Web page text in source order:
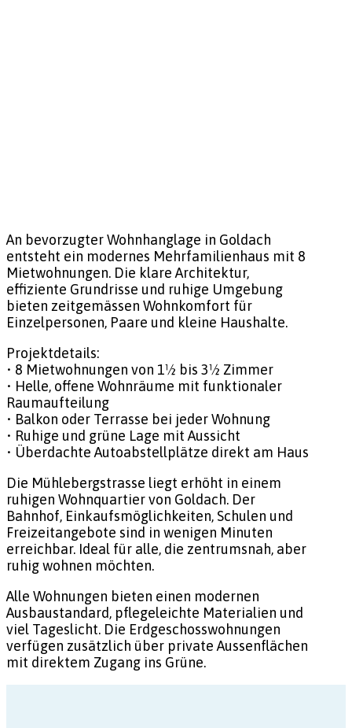
An bevorzugter Wohnhanglage in Goldach
entsteht ein modernes Mehrfamilienhaus mit 8
Mietwohnungen. Die klare Architektur,
effiziente Grundrisse und ruhige Umgebung
bieten zeitgemässen Wohnkomfort für
Einzelpersonen, Paare und kleine Haushalte.
Projektdetails:
• 8 Mietwohnungen von 1½ bis 3½ Zimmer
• Helle, offene Wohnräume mit funktionaler
Raumaufteilung
• Balkon oder Terrasse bei jeder Wohnung
• Ruhige und grüne Lage mit Aussicht
• Überdachte Autoabstellplätze direkt am Haus
Die Mühlebergstrasse liegt erhöht in einem
ruhigen Wohnquartier von Goldach. Der
Bahnhof, Einkaufsmöglichkeiten, Schulen und
Freizeitangebote sind in wenigen Minuten
erreichbar. Ideal für alle, die zentrumsnah, aber
ruhig wohnen möchten.
Alle Wohnungen bieten einen modernen
Ausbaustandard, pflegeleichte Materialien und
viel Tageslicht. Die Erdgeschosswohnungen
verfügen zusätzlich über private Aussenflächen
mit direktem Zugang ins Grüne.